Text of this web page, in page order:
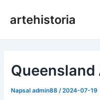
artehistoria
Queensland
Napsaladmin88 /2024-07-19